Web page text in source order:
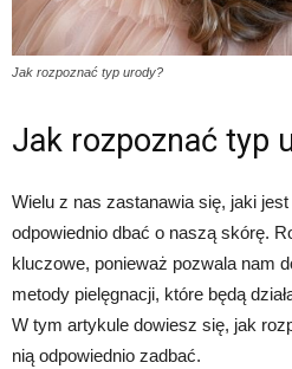
Jak rozpoznać typ urody?
Jak rozpoznać typ
Wielu z nas zastanawia się, jaki
odpowiednio dbać o naszą skórę.
kluczowe, ponieważ pozwala nam
metody pielęgnacji, które będą
W tym artykule dowiesz się, jak
nią odpowiednio zadbać.